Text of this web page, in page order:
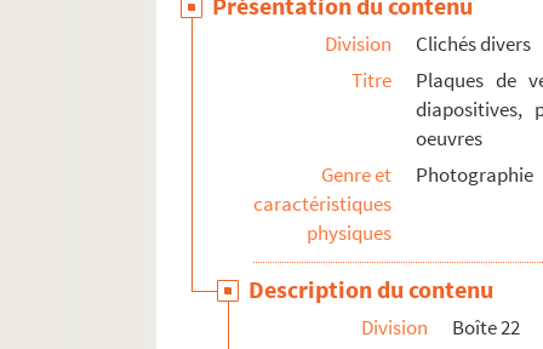
GM 2070. Boîte originale avec mention
GM 2071. Boîte originale avec mention
GM 2076 à GM 2238. Cartes postales
GM 2239. Lanterne de projection
GM 2240. Appareil photographique "le Sphinx"
GM 2241. Carnet de croquis originaux de
Division
Clichés divers
Titre
Plaques de
diapositives,
oeuvres
Genre et
caractéristiques
physiques
Photographie
Description du contenu
Division
Boîte 22